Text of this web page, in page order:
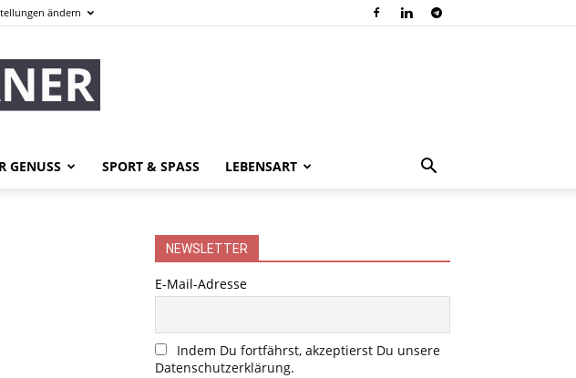
ändern
GENUSS SPORT & SPASS LEBENSART
NEWSLETTER
E-Mail-Adresse
Indem Du fortfährst, akzeptierst Du unsere
Datenschutzerklärung.